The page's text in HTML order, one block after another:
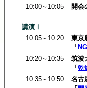
10:00～10:05
開会
講演Ⅰ
10:05～10:20
東京
「
10:20～10:35
筑波
「 乾
10:35～10:50
名古